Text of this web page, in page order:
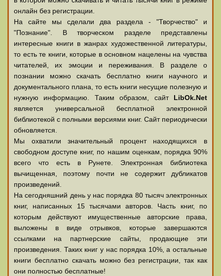
онлайн без регистрации.
На сайте мы сделали два раздела - "Творчество" и
"Познание". В творческом разделе представлены
интересные книги в жанрах художественной литературы,
то есть те книги, которые в основном нацелены на чувства
читателей, их эмоции и переживания. В разделе о
познании можно скачать бесплатно книги научного и
документального плана, то есть книги несущие полезную и
нужную информацию. Таким образом, сайт LibOk.Net
является универсальной бесплатной электронной
библиотекой с полными версиями книг. Сайт периодически
обновляется.
Мы охватили значительный процент находящихся в
свободном доступе книг, по нашим оценкам, порядка 90%
всего что есть в Рунете. Электронная библиотека
вычищенная, поэтому почти не содержит дубликатов
произведений.
На сегодняшний день у нас порядка 80 тысяч электронных
книг, написанных 15 тысячами авторов. Часть книг, по
которым действуют имущественные авторские права,
выложены в виде отрывков, которые завершаются
ссылками на партнерские сайты, продающие эти
произведения. Таких книг у нас порядка 10%, а остальные
книги бесплатно скачать можно без регистрации, так как
они полностью бесплатные!